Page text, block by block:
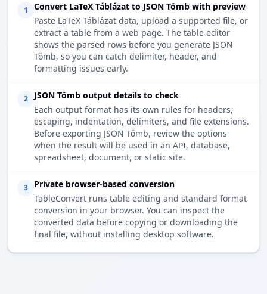
1
Convert LaTeX Táblázat to JSON Tömb with preview
Paste LaTeX Táblázat data, upload a supported file, or
extract a table from a web page. The table editor
shows the parsed rows before you generate JSON
Tömb, so you can catch delimiter, header, and
formatting issues early.
2
JSON Tömb output details to check
Each output format has its own rules for headers,
escaping, indentation, delimiters, and file extensions.
Before exporting JSON Tömb, review the options
when the result will be used in an API, database,
spreadsheet, document, or static site.
3
Private browser-based conversion
TableConvert runs table editing and standard format
conversion in your browser. You can inspect the
converted data before copying or downloading the
final file, without installing desktop software.